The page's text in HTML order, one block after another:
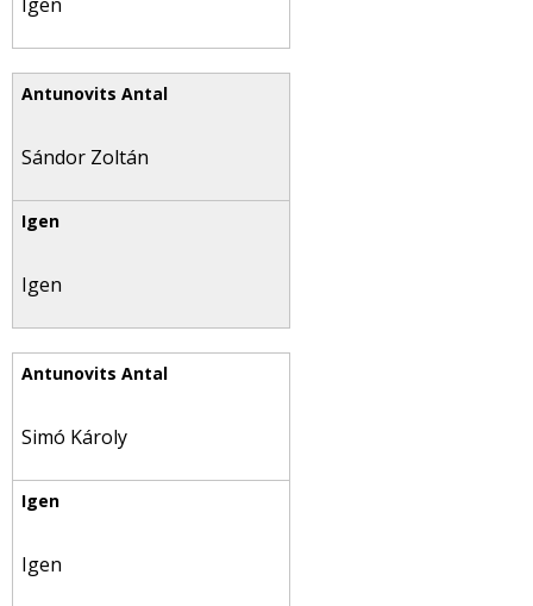
Sándor Zoltán
Igen
Simó Károly
Igen